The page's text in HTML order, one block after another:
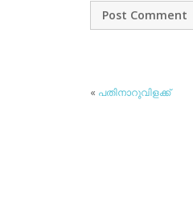
« പതിനാറുവിളക്ക്